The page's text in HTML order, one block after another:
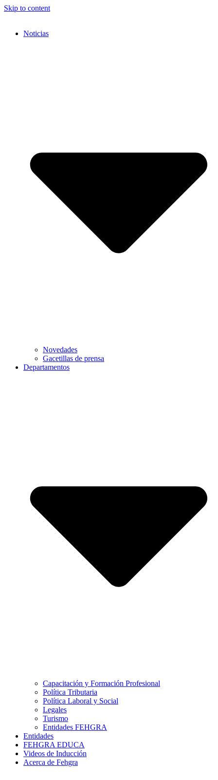
Skip to content
Noticias
Novedades
Gacetillas de prensa
Departamentos
Capacitación y Formación Profesional
Política Tributaria
Política Laboral y Social
Legales
Turismo
Entidades FEHGRA
Entidades
FEHGRA EDUCA
Videos de Inducción
Acerca de Fehgra